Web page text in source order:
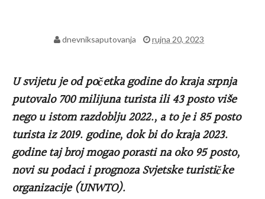
dnevniksaputovanja rujna 20, 2023
U svijetu je od početka godine do kraja srpnja
putovalo 700 milijuna turista ili 43 posto više
nego u istom razdoblju 2022., a to je i 85 posto
turista iz 2019. godine, dok bi do kraja 2023.
godine taj broj mogao porasti na oko 95 posto,
novi su podaci i prognoza Svjetske turističke
organizacije (UNWTO).